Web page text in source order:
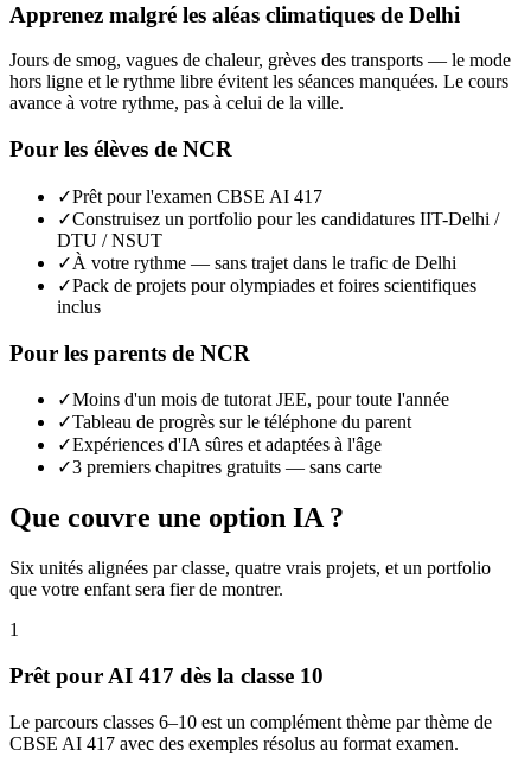
Apprenez malgré les aléas climatiques de Delhi
Jours de smog, vagues de chaleur, grèves des transports — le mode
hors ligne et le rythme libre évitent les séances manquées. Le cours
avance à votre rythme, pas à celui de la ville.
Pour les élèves de NCR
✓Prêt pour l'examen CBSE AI 417
✓Construisez un portfolio pour les candidatures IIT-Delhi /
DTU / NSUT
✓À votre rythme — sans trajet dans le trafic de Delhi
✓Pack de projets pour olympiades et foires scientifiques
inclus
Pour les parents de NCR
✓Moins d'un mois de tutorat JEE, pour toute l'année
✓Tableau de progrès sur le téléphone du parent
✓Expériences d'IA sûres et adaptées à l'âge
✓3 premiers chapitres gratuits — sans carte
Que couvre une option IA ?
Six unités alignées par classe, quatre vrais projets, et un portfolio
que votre enfant sera fier de montrer.
1
Prêt pour AI 417 dès la classe 10
Le parcours classes 6–10 est un complément thème par thème de
CBSE AI 417 avec des exemples résolus au format examen.